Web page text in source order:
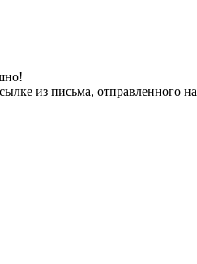
из письма, отправленного на